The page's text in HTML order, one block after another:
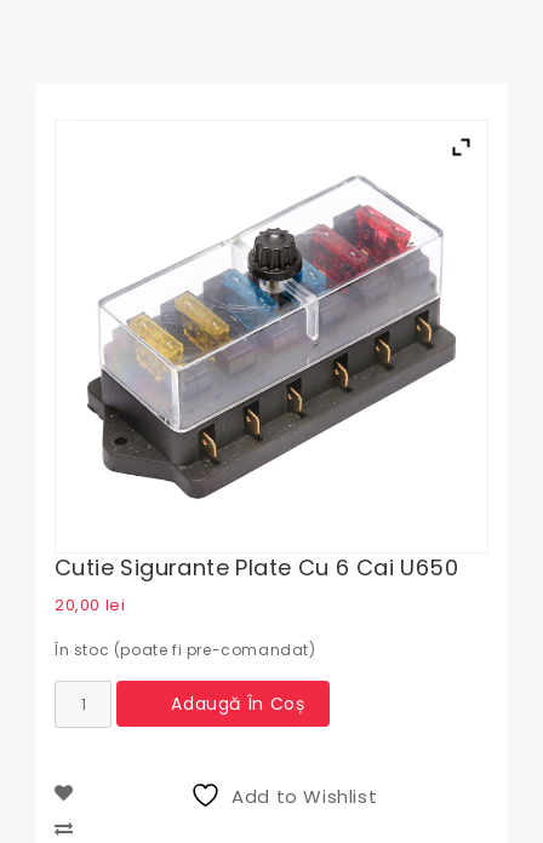
Cutie Sigurante Plate Cu 6 Cai U650
20,00 lei
În stoc (poate fi pre-comandat)
Cantitate
Cutie
cu
6
cai
Adaugă În Coș
Add to Wishlist